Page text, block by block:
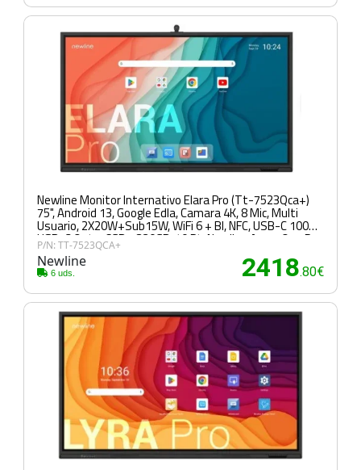
Newline Monitor Internativo Elara Pro (Tt-7523Qca+)
75", Android 13, Google Edla, Camara 4K, 8 Mic, Multi
Usuario, 2X20W+Sub15W, WiFi 6 + Bl, NFC, USB-C 100W,
USB-C Out, 16GB y 320GB, 40 Pt, Newline Apps, Ops Pc y
Sdm Opc, 5 Años de Garantia On Site
P/N: TT-7523QCA+
Newline
6 uds. 2418.80€